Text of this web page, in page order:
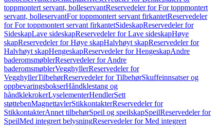
toppmontert servant, bolleservantReservedeler for For toppmontert
servant, bolleservantFor toppmontert servant firkantetReservedeler
for For toppmontert servant firkantetSideskapReservedeler for
SideskapLave sideskapReservedeler for Lave sideskapHøye
skapReservedeler for Høye skapHalvhøyt skapReservedeler for
Halvhøyt skapHengeskapReservedeler for HengeskapAndre
baderomsmøblerReservedeler for Andre
baderomsmøblerVegghyllerReservedeler for
VegghyllerTilbehørReservedeler for TilbehørSkuffeinnsatser og
oppbevaringsbokserHåndklestang og
håndklekrokerLyselementerHendlerSett
støttebenMagnettavlerStikkontakterReservedeler for
StikkontakterAnnet tilbehørSpeil og speilskapSpeilReservedeler for
SpeilMed integrert belysningReservedeler for Med integrert